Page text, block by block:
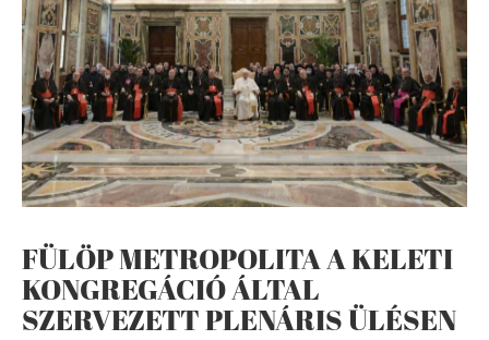
FÜLÖP METROPOLITA A KELETI
KONGREGÁCIÓ ÁLTAL
SZERVEZETT PLENÁRIS ÜLÉSEN